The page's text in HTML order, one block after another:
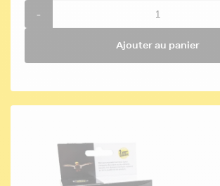
-
Ajouter au panier